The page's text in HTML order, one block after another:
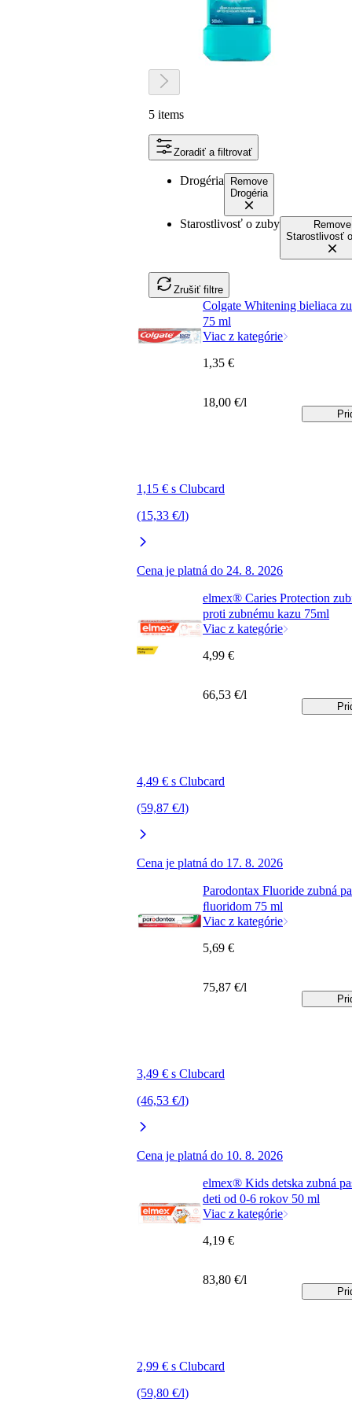
5 items
Zoradiť a filtrovať
Drogéria
Remove
Drogéria
Starostlivosť o zuby
Remove
Starostlivosť
Zrušiť filtre
Colgate Whitening bieliaca
75 ml
Viac z kategórie
1,15 € s Clubcard
(15,33 €/l)
Cena je platná do 24. 8. 2026
1,35 €
18,00 €/l
elmex® Caries Protection
proti zubnému kazu 75ml
Viac z kategórie
4,49 € s Clubcard
(59,87 €/l)
Cena je platná do 17. 8. 2026
4,99 €
66,53 €/l
Parodontax Fluoride zubná
ﬂuoridom 75 ml
Viac z kategórie
3,49 € s Clubcard
(46,53 €/l)
Cena je platná do 10. 8. 2026
5,69 €
75,87 €/l
elmex® Kids detska zubná
deti od 0-6 rokov 50 ml
Viac z kategórie
2,99 € s Clubcard
(59,80 €/l)
4,19 €
83,80 €/l